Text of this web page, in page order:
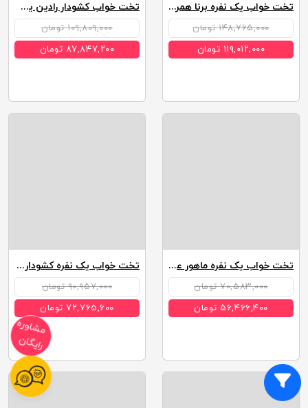
تخت خواب یک نفره کشودار دیانا عرض 90
۹۰,۹۵۷,۰۰۰ تومان
۷۲,۷۶۵,۶۰۰ تومان
تخت خواب یک نفره ماهور عرض 90
۷۰,۵۸۳,۰۰۰ تومان
۵۶,۴۶۶,۴۰۰ تومان
تخت خواب کشودار رادین یک نفره عرض 90
۱۰۹,۸۰۹,۰۰۰ تومان
۸۷,۸۴۷,۲۰۰ تومان
تخت خواب یک نفره برنا همراه تخت مهمان
۱۴۸,۷۶۵,۰۰۰ تومان
۱۱۹,۰۱۲,۰۰۰ تومان
مشاوره
رایگان